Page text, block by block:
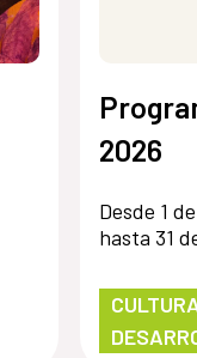
2026
Desde 1
hasta 31